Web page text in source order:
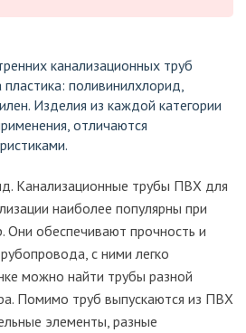
канализационных труб
пластика: поливинилхлорид,
Изделия из каждой категории
отличаются
Канализационные трубы ПВХ для
наиболее популярны при
Они обеспечивают прочность и
с ними легко
можно найти трубы разной
Помимо труб выпускаются из ПВХ
элементы, разные